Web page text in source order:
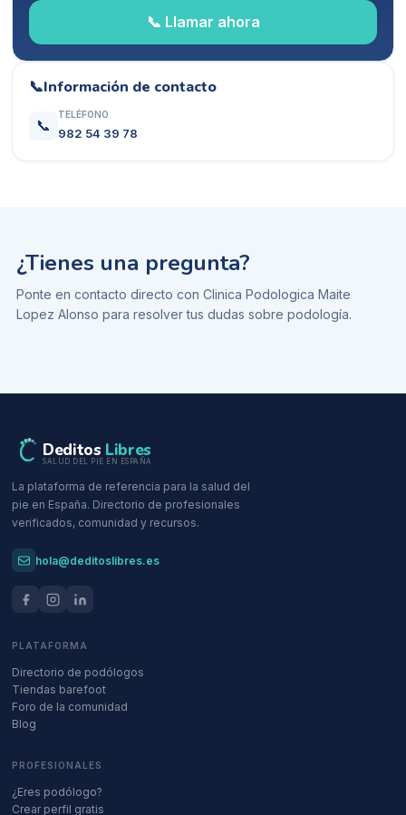
📞 Llamar ahora
📞Información de contacto
📞
TELÉFONO
982 54 39 78
¿Tienes una pregunta?
Ponte en contacto directo con Clinica Podologica Maite
Lopez Alonso para resolver tus dudas sobre podología.
Deditos Libres
SALUD DEL PIE EN ESPAÑA
La plataforma de referencia para la salud del
pie en España. Directorio de profesionales
verificados, comunidad y recursos.
hola@deditoslibres.es
PLATAFORMA
Directorio de podólogos
Tiendas barefoot
Foro de la comunidad
Blog
PROFESIONALES
¿Eres podólogo?
Crear perfil gratis